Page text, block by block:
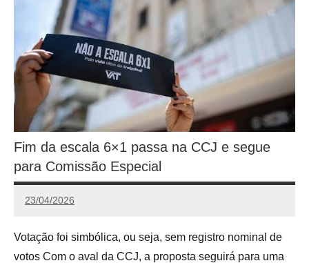
Fim da escala 6×1 passa na CCJ e segue
para Comissão Especial
23/04/2026
Calango
Votação foi simbólica, ou seja, sem registro nominal de
votos Com o aval da CCJ, a proposta seguirá para uma